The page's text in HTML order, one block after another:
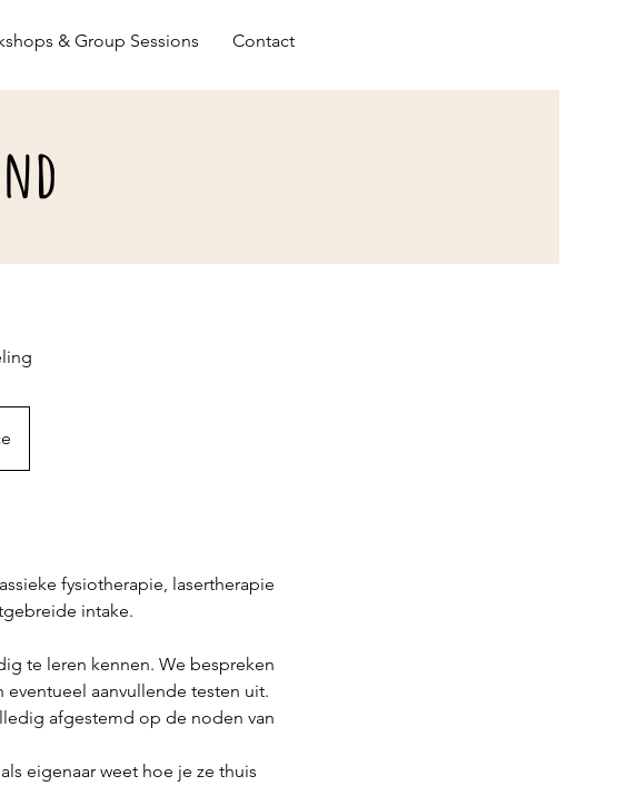
& Group Sessions Contact
fysiotherapie, lasertherapie
intake.
te leren kennen. We bespreken
aanvullende testen uit.
afgestemd op de noden van
eigenaar weet hoe je ze thuis